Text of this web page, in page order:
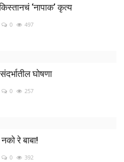
‘नापाक’ कृत्य
0 497
घोषणा
0 257
रे बाबा!
0 392